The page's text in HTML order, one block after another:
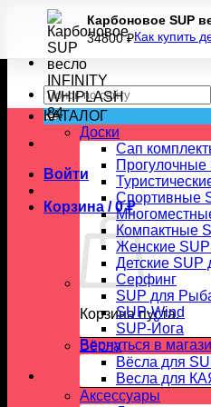
content
Искать:
Войти
Корзина /0₽
Корзина пуста.
Вернуться в
КАТАЛОГ
Доски
Сап
Прогулочные
Спортивные
Компактные
Женские SUP
Детские SUP
Серфинг
SUP для
SUP-Wind
SUP-Йога
Вёсла
Вёсла для
Весла для
Аксессуары
Карбоновое SUP
34800₽Как купить